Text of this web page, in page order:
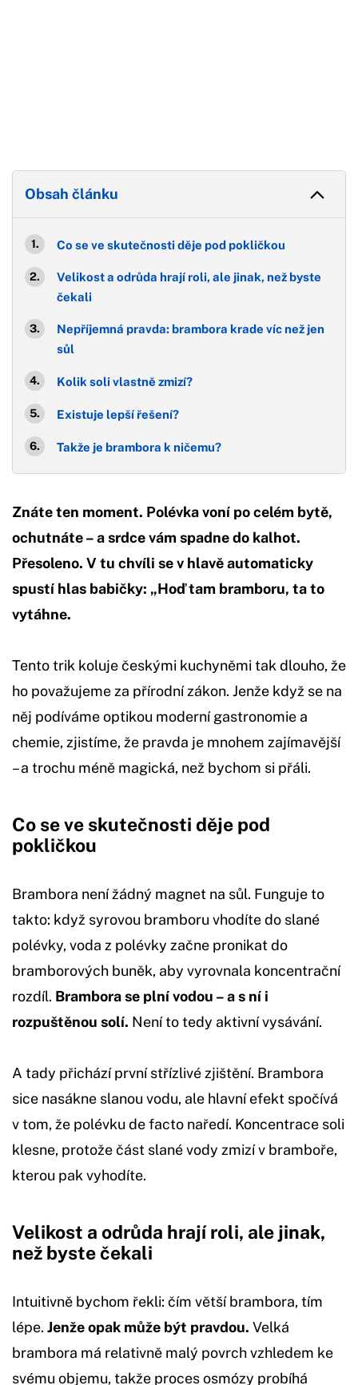
Obsah článku
Co se ve skutečnosti děje pod pokličkou
Velikost a odrůda hrají roli, ale jinak, než byste
čekali
Nepříjemná pravda: brambora krade víc než jen
sůl
Kolik soli vlastně zmizí?
Existuje lepší řešení?
Takže je brambora k ničemu?
Znáte ten moment. Polévka voní po celém bytě,
ochutnáte – a srdce vám spadne do kalhot.
Přesoleno. V tu chvíli se v hlavě automaticky
spustí hlas babičky: „Hoď tam bramboru, ta to
vytáhne.
Tento trik koluje českými kuchyněmi tak dlouho, že
ho považujeme za přírodní zákon. Jenže když se na
něj podíváme optikou moderní gastronomie a
chemie, zjistíme, že pravda je mnohem zajímavější
– a trochu méně magická, než bychom si přáli.
Co se ve skutečnosti děje pod
pokličkou
Brambora není žádný magnet na sůl. Funguje to
takto: když syrovou bramboru vhodíte do slané
polévky, voda z polévky začne pronikat do
bramborových buněk, aby vyrovnala koncentrační
rozdíl. Brambora se plní vodou – a s ní i
rozpuštěnou solí. Není to tedy aktivní vysávání.
A tady přichází první střízlivé zjištění. Brambora
sice nasákne slanou vodu, ale hlavní efekt spočívá
v tom, že polévku de facto naředí. Koncentrace soli
klesne, protože část slané vody zmizí v bramboře,
kterou pak vyhodíte.
Velikost a odrůda hrají roli, ale jinak,
než byste čekali
Intuitivně bychom řekli: čím větší brambora, tím
lépe. Jenže opak může být pravdou. Velká
brambora má relativně malý povrch vzhledem ke
svému objemu, takže proces osmózy probíhá